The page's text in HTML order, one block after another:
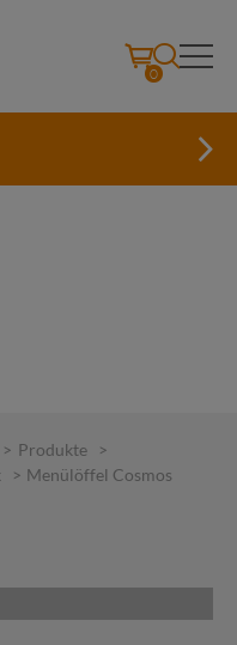
0
> Produkte
>
> Menülöffel Cosmos